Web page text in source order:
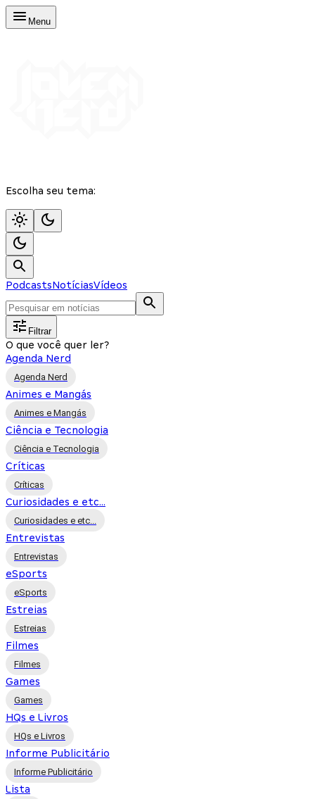
Menu
Escolha seu tema:
PodcastsNotíciasVídeos
Filtrar
O que você quer ler?
Agenda Nerd
Agenda Nerd
Animes e Mangás
Animes e Mangás
Ciência e Tecnologia
Ciência e Tecnologia
Críticas
Críticas
Curiosidades e etc...
Curiosidades e etc...
Entrevistas
Entrevistas
eSports
eSports
Estreias
Estreias
Filmes
Filmes
Games
Games
HQs e Livros
HQs e Livros
Informe Publicitário
Informe Publicitário
Lista